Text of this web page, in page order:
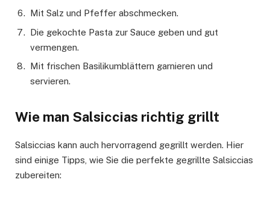
Mit Salz und Pfeffer abschmecken.
Die gekochte Pasta zur Sauce geben und gut
vermengen.
Mit frischen Basilikumblättern garnieren und
servieren.
Wie man Salsiccias richtig grillt
Salsiccias kann auch hervorragend gegrillt werden. Hier
sind einige Tipps, wie Sie die perfekte gegrillte Salsiccias
zubereiten: